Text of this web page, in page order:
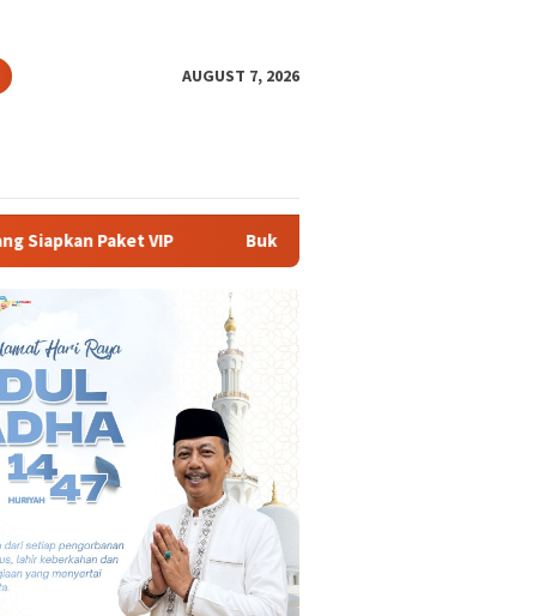
AUGUST 7, 2026
Buka PKKMB 2026, Rektor UNSIKA Ajak Mahasiswa Berani